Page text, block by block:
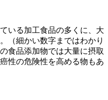
いる加工食品の多くに、大
（細かい数字まではわかり
食品添加物では大量に摂取
性の危険性を高める物もあ